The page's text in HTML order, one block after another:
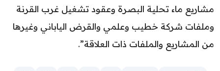
مشاريع ماء تحلية البصرة وعقود تشغيل غرب القرنة
وملفات شركة خطيب وعلمي والقرض الياباني وغيرها
من المشاريع والملفات ذات العلاقة”.